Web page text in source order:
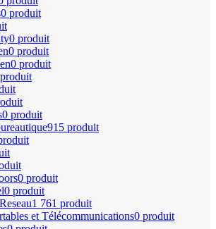
0 produit
0 produit
0 produit
0 produit
0 produit
915 produit
0 produit
0 produit
1 761 produit
et Télécommunications0 produit